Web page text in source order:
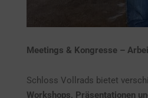
Meetings & Kongresse –
Schloss Vollrads bietet
Workshops, Präsentationen